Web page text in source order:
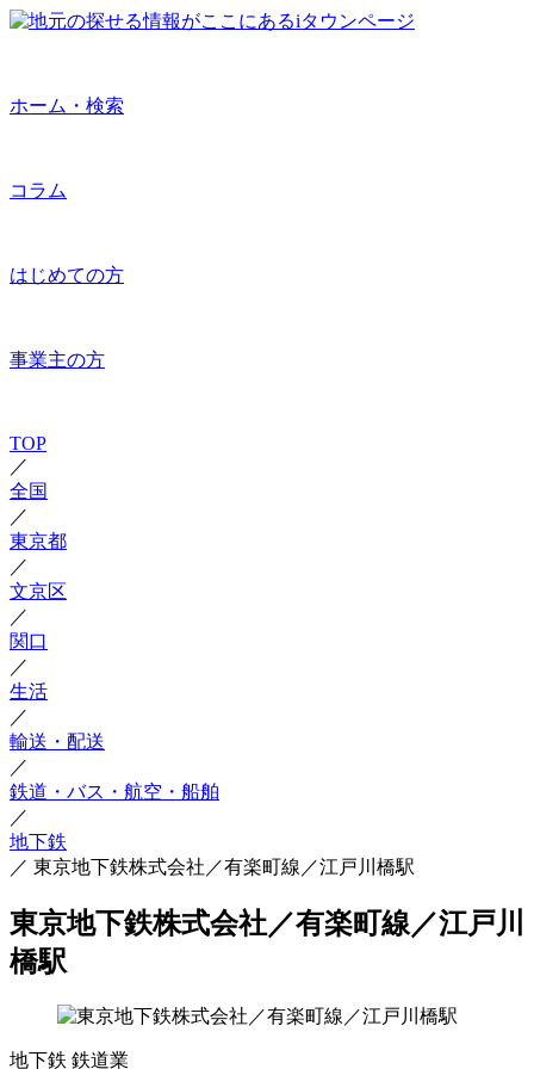
ホーム・検索
コラム
はじめての方
事業主の方
TOP
／
全国
／
東京都
／
文京区
／
関口
／
生活
／
輸送・配送
／
鉄道・バス・航空・船舶
／
地下鉄
／ 東京地下鉄株式会社／有楽町線／江戸川橋駅
東京地下鉄株式会社／有楽町線／江戸川
橋駅
地下鉄 鉄道業